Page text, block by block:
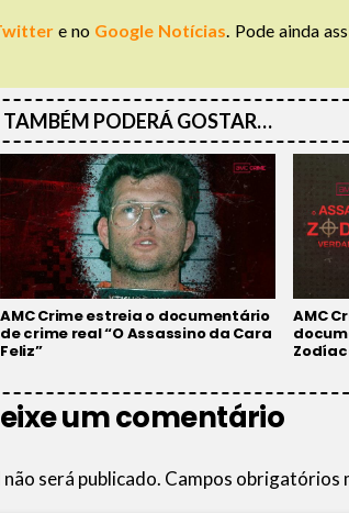
e no Google Notícias. Pode ainda
TAMBÉM PODERÁ GOSTAR…
AMC Crime estreia o documentário
de crime real “O Assassino da Cara
Feliz”
AMC
um comentário
será publicado. Campos obrigatórios